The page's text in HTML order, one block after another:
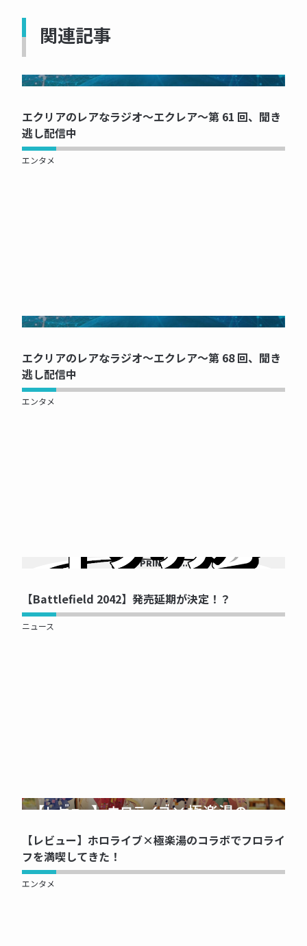
関連記事
NOW PRINTING...
エクリアのレアなラジオ～エクレア～第 61 回、聞き
逃し配信中
エンタメ
NOW PRINTING...
エクリアのレアなラジオ～エクレア～第 68 回、聞き
逃し配信中
エンタメ
NOW PRINTING...
【Battlefield 2042】発売延期が決定！？
ニュース
NOW PRINTING...
【レビュー】ホロライブ×極楽湯のコラボでフロライ
フを満喫してきた！
エンタメ